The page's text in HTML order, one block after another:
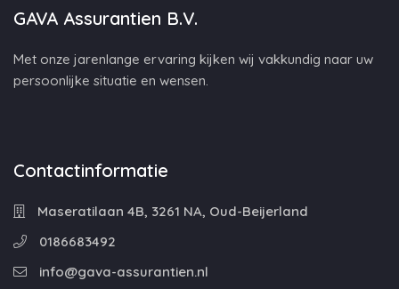
GAVA Assurantien B.V.
Met onze jarenlange ervaring kijken wij vakkundig naar uw
persoonlijke situatie en wensen.
Contactinformatie
Maseratilaan 4B, 3261 NA, Oud-Beijerland
0186683492
info@gava-assurantien.nl